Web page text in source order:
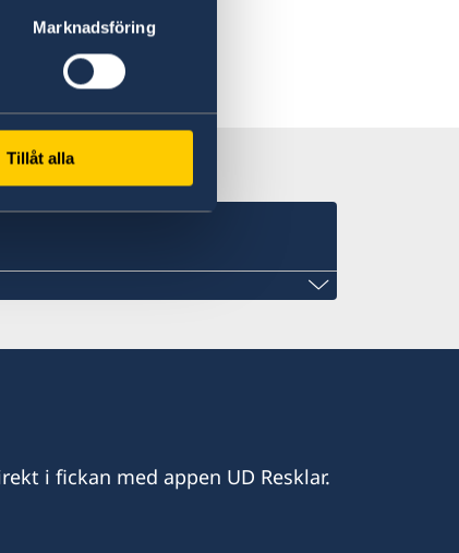
Marknadsföring
Tillåt alla
i fickan med appen UD Resklar.